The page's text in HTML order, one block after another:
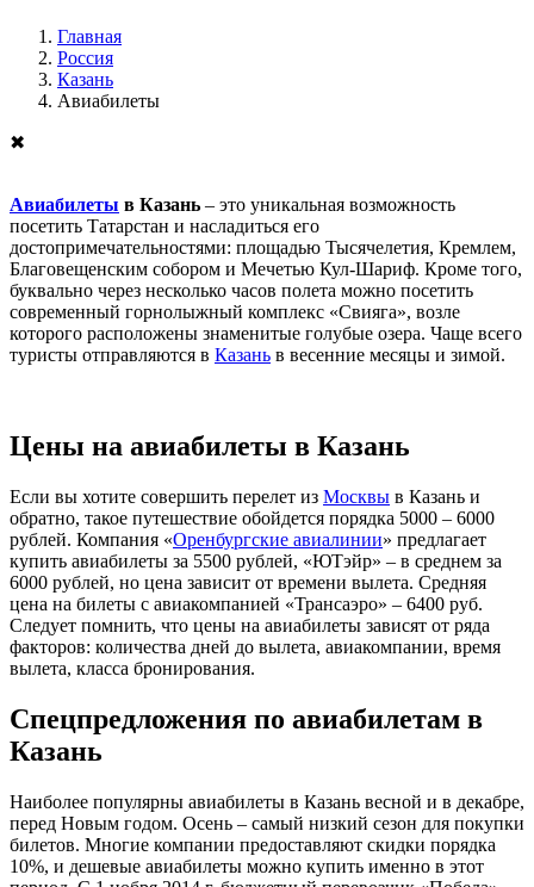
Главная
Россия
Казань
Авиабилеты
✖
Авиабилеты в Казань – это уникальная возможность
посетить Татарстан и насладиться его
достопримечательностями: площадью Тысячелетия, Кремлем,
Благовещенским собором и Мечетью Кул-Шариф. Кроме того,
буквально через несколько часов полета можно посетить
современный горнолыжный комплекс «Свияга», возле
которого расположены знаменитые голубые озера. Чаще всего
туристы отправляются в Казань в весенние месяцы и зимой.
Цены на авиабилеты в Казань
Если вы хотите совершить перелет из Москвы в Казань и
обратно, такое путешествие обойдется порядка 5000 – 6000
рублей. Компания «Оренбургские авиалинии» предлагает
купить авиабилеты за 5500 рублей, «ЮТэйр» – в среднем за
6000 рублей, но цена зависит от времени вылета. Средняя
цена на билеты с авиакомпанией «Трансаэро» – 6400 руб.
Следует помнить, что цены на авиабилеты зависят от ряда
факторов: количества дней до вылета, авиакомпании, время
вылета, класса бронирования.
Спецпредложения по авиабилетам в
Казань
Наиболее популярны авиабилеты в Казань весной и в декабре,
перед Новым годом. Осень – самый низкий сезон для покупки
билетов. Многие компании предоставляют скидки порядка
10%, и дешевые авиабилеты можно купить именно в этот